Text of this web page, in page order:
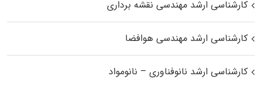
کارشناسی ارشد مهندسی نقشه برداری
کارشناسی ارشد مهندسی هوافضا
کارشناسی ارشد نانوفناوری – نانومواد